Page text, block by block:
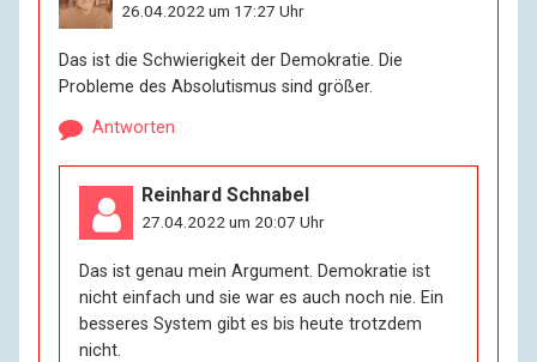
26.04.2022 um 17:27 Uhr
Das ist die Schwierigkeit der Demokratie. Die
Probleme des Absolutismus sind größer.
Antworten
Reinhard Schnabel
27.04.2022 um 20:07 Uhr
Das ist genau mein Argument. Demokratie ist
nicht einfach und sie war es auch noch nie. Ein
besseres System gibt es bis heute trotzdem
nicht.